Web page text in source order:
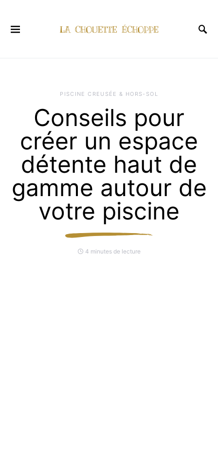
PISCINE CREUSÉE & HORS-SOL
Conseils pour
créer un espace
détente haut de
gamme autour de
votre piscine
4 minutes de lecture